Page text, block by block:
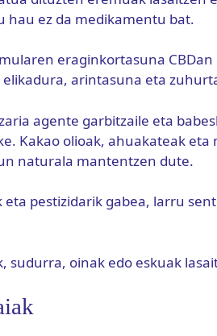
hau ez da medikamentu bat.
eraginkortasuna
elikadura, arintasuna eta
agente garbitzaile eta
Kakao olioak, ahuakateak
naturala mantentzen dute.
eta pestizidarik gabea, larru
sudurra, oinak edo eskuak